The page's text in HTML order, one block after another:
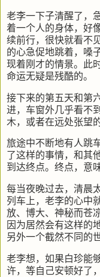
老李一下子清醒了，
着一个人的身体，好
续前行，很快就看不
的心急促地跳着，嗓
现着刚才的情景。此
命运无疑是残酷的。
接下来的第五天和第
进，车窗外几乎看不
木，或者在远处张望
旅途中不断地有人跳
了这样的事情，和其
到达终点。终点，意
每当夜晚过去，清晨
列车上，老李的心中
放、博大、神秘而苍
因为居然会有这样的
另外一个截然不同的
老李想，如果白珍能
许，等自己安顿好了